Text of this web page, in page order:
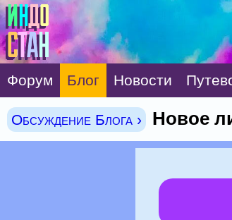
Форум Блог Новости
Обсуждение Блога › Новое